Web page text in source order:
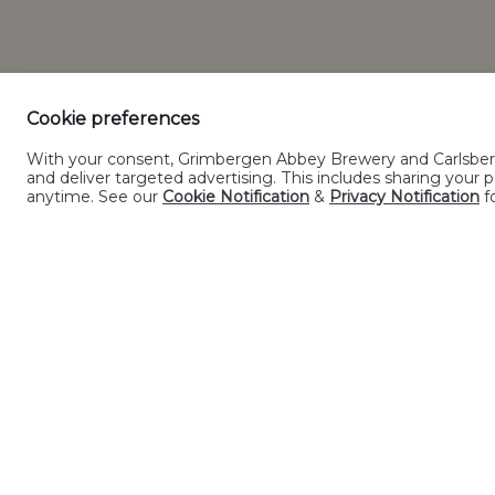
Alcoholmisbruik
©2019
Cookie preferences
With your consent, Grimbergen Abbey Brewery and
and deliver targeted advertising. This includes sharing
anytime. See our Cookie Notification & Privacy Notification